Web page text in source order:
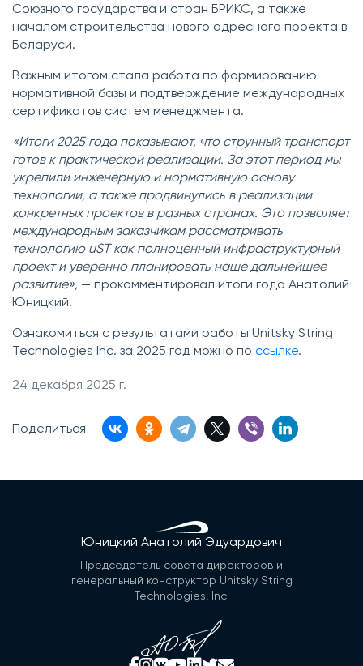
Союзного государства и стран БРИКС, а также
началом строительства нового адресного проекта в
Беларуси.
Важным итогом стала работа по формированию
нормативной базы и подтверждение международных
сертификатов систем менеджмента.
«Итоги 2025 года показывают, что струнный транспорт
готов к практической реализации. За этот период мы
укрепили инженерную и нормативную основу
технологии, а также продвинулись в реализации
конкретных проектов в разных странах. Это позволяет
международным заказчикам рассматривать
технологию uST как полноценный инфраструктурный
проект и уверенно планировать наше дальнейшее
развитие», — прокомментировал итоги года Анатолий
Юницкий.
Ознакомиться с результатами работы Unitsky String
Technologies Inc. за 2025 год можно по ссылке.
24 декабря 2025 г.
Поделиться
Юницкий Анатолий Эдуардович
Председатель совета директоров и
генеральный конструктор Unitsky String
Technologies, Inc.